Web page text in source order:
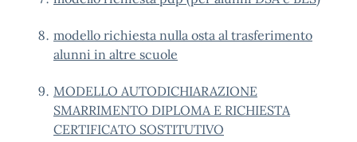
modello richiesta nulla osta al trasferimento
alunni in altre scuole
MODELLO AUTODICHIARAZIONE
SMARRIMENTO DIPLOMA E RICHIESTA
CERTIFICATO SOSTITUTIVO